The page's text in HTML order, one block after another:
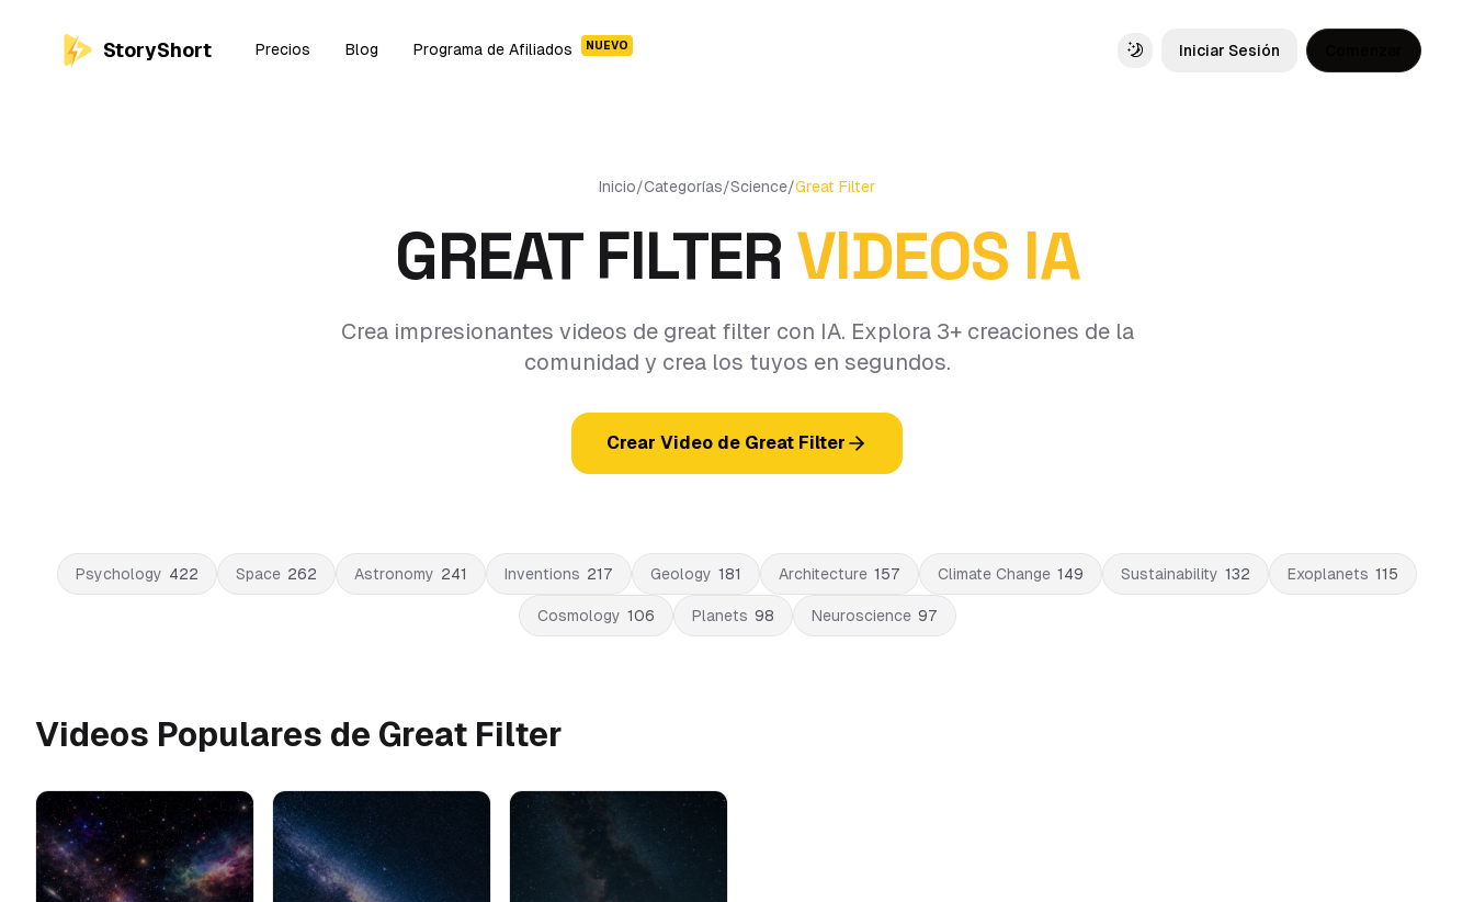
StoryShort Precios Blog Programa de Afiliados NUEVO
Toggle theme
Iniciar Sesión
Inicio/Categorías/Science/Great Filter
GREAT FILTERVIDEOS IA
Crea impresionantes videos de great filter con IA. Explora 3+ creaciones de la
comunidad y crea los tuyos en segundos.
Crear Video de Great Filter
Psychology 422 Space 262 Astronomy 241 Inventions 217 Geology 181 Architecture 157 Climate Change 149 Sustainability 132 Exoplanets 115
Cosmology 106 Planets 98 Neuroscience 97
Videos Populares de Great Filter